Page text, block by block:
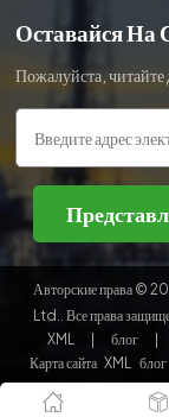
Оставайся На
Пожалуйста, читайте
оставайтесь в курсе,
подписывайтесь, и
если вы поделитесь с
мнением.
Авторские права ©
Ltd.. Все права
XML
блог
Карта сайта XML блог